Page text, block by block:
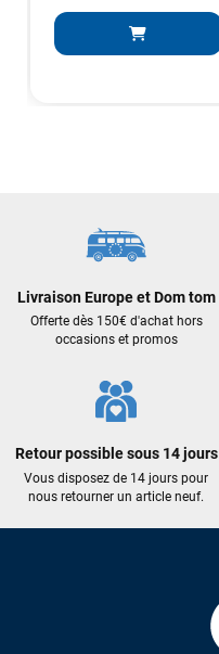
Livraison Europe et Dom tom
Offerte dès 150€ d'achat hors
occasions et promos
Retour possible sous 14 jours
Vous disposez de 14 jours pour
nous retourner un article neuf.